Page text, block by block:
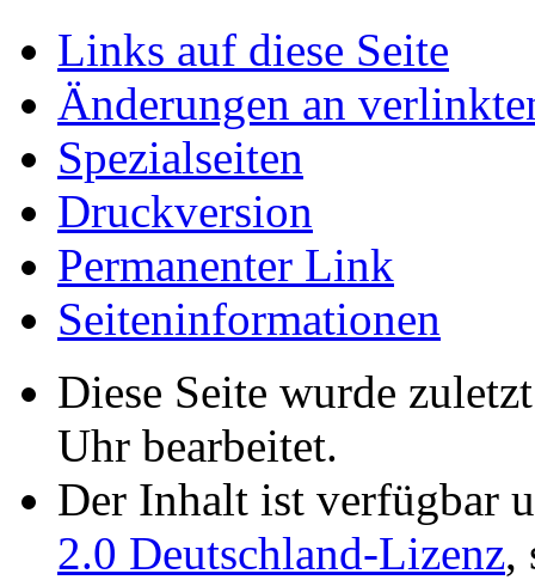
Links auf diese Seite
Änderungen an
Spezialseiten
Druckversion
Permanenter Link
Seiten­­informationen
Diese Seite wurde
Uhr bearbeitet.
Der Inhalt ist verfügbar
2.0 Deutschland-Lizenz,